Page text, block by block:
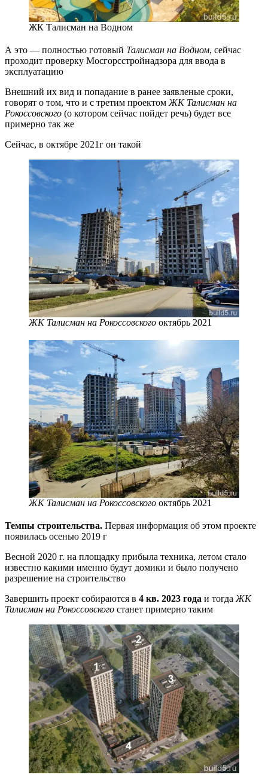
ЖК Талисман на Водном
А это — полностью готовый Талисман на Водном, сейчас
проходит проверку Мосгорсстройнадзора для ввода в
эксплуатацию
Внешний их вид и попадание в ранее заявленые сроки,
говорят о том, что и с третим проектом ЖК Талисман на
Рокоссовского (о котором сейчас пойдет речь) будет все
примерно так же
Сейчас, в октябре 2021г он такой
ЖК Талисман на Рокоссовского октябрь 2021
ЖК Талисман на Рокоссовского октябрь 2021
Темпы строительства. Первая информация об этом проекте
появилась осенью 2019 г
Весной 2020 г. на площадку прибыла техника, летом стало
известно какими именно будут домики и было получено
разрешение на строительство
Завершить проект собираются в 4 кв. 2023 года и тогда ЖК
Талисман на Рокоссовского станет примерно таким